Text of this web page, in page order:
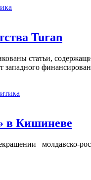
Turan
статьи,
западного
в Кишиневе
молдавско-